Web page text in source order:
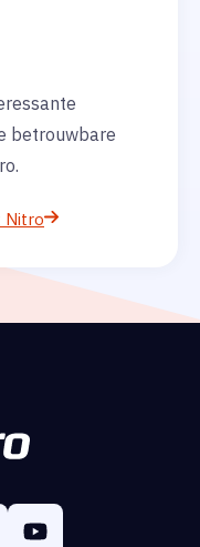
betrouwbare
Nitro